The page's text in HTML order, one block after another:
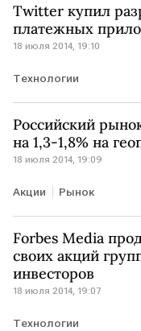
Twitter купил
платежных
18 июля 2014, 19:10
Технологии
Российский
на 1,3-1,8% на
18 июля 2014, 19:09
Акции Рынок
Forbes Media
своих акций
инвесторов
18 июля 2014, 19:07
Технологии